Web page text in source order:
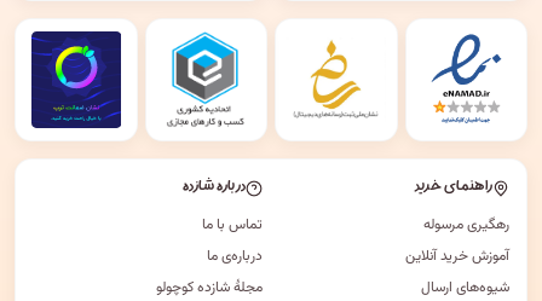
راهنمای خرید
رهگیری مرسوله
آموزش خرید آنلاین
شیوه‌های ارسال
درباره شازده
تماس با ما
درباره‌ی ما
مجلهٔ شازده کوچولو